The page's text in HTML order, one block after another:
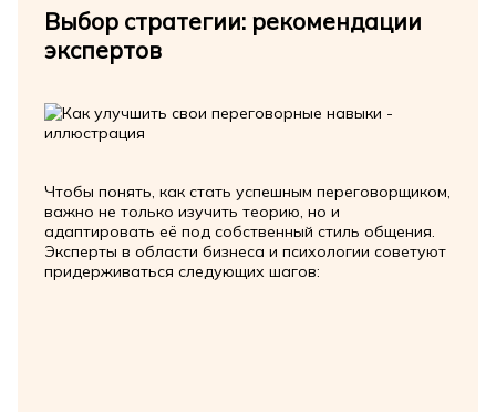
Выбор стратегии: рекомендации
экспертов
Чтобы понять, как стать успешным переговорщиком,
важно не только изучить теорию, но и
адаптировать её под собственный стиль общения.
Эксперты в области бизнеса и психологии советуют
придерживаться следующих шагов: